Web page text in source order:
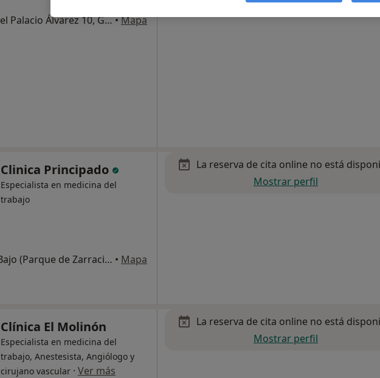
Av. de José Manuel Palacio Álvarez 10, Gijón•Mapa
Clinica Principado
Especialista en medicina del
trabajo
Acebal y Rato, 6 Bajo (Parque de Zarracina), Gijón • Mapa
La reserva de cita online no está
Mostrar perfil
Clínica El Molinón
Especialista en medicina del
trabajo, Anestesista, Angiólogo y
cirujano vascular · Ver más
La reserva de cita online no está
Mostrar perfil